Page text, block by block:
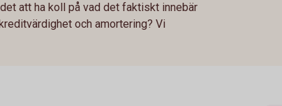
att ha koll på vad det faktiskt innebär
och amortering? Vi